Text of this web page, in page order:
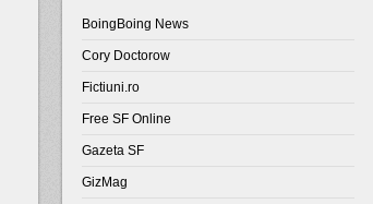
BoingBoing News
Cory Doctorow
Fictiuni.ro
Free SF Online
Gazeta SF
GizMag